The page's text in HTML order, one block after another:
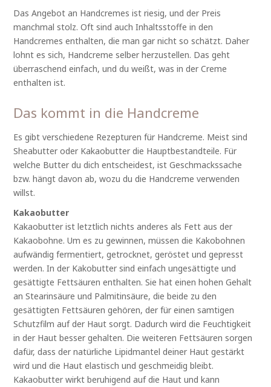
Das Angebot an Handcremes ist riesig, und der Preis
manchmal stolz. Oft sind auch Inhaltsstoffe in den
Handcremes enthalten, die man gar nicht so schätzt. Daher
lohnt es sich, Handcreme selber herzustellen. Das geht
überraschend einfach, und du weißt, was in der Creme
enthalten ist.
Das kommt in die Handcreme
Es gibt verschiedene Rezepturen für Handcreme. Meist sind
Sheabutter oder Kakaobutter die Hauptbestandteile. Für
welche Butter du dich entscheidest, ist Geschmackssache
bzw. hängt davon ab, wozu du die Handcreme verwenden
willst.
Kakaobutter
Kakaobutter ist letztlich nichts anderes als Fett aus der
Kakaobohne. Um es zu gewinnen, müssen die Kakobohnen
aufwändig fermentiert, getrocknet, geröstet und gepresst
werden. In der Kakobutter sind einfach ungesättigte und
gesättigte Fettsäuren enthalten. Sie hat einen hohen Gehalt
an Stearinsäure und Palmitinsäure, die beide zu den
gesättigten Fettsäuren gehören, der für einen samtigen
Schutzfilm auf der Haut sorgt. Dadurch wird die Feuchtigkeit
in der Haut besser gehalten. Die weiteren Fettsäuren sorgen
dafür, dass der natürliche Lipidmantel deiner Haut gestärkt
wird und die Haut elastisch und geschmeidig bleibt.
Kakaobutter wirkt beruhigend auf die Haut und kann